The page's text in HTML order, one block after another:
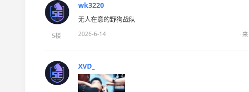
5楼
wk3220
无人在意的野狗战队
2026-6-14 ·
XVD_